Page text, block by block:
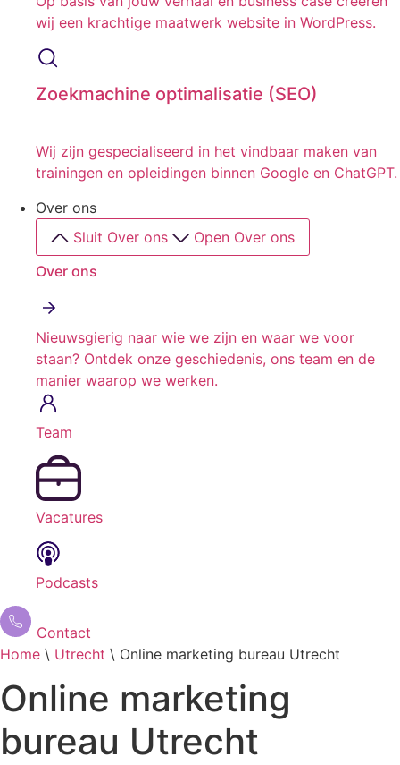
wij een krachtige maatwerk website in WordPress.
Zoekmachine optimalisatie (SEO)
Wij zijn gespecialiseerd in het vindbaar maken van
trainingen en opleidingen binnen Google en ChatGPT.
Over ons
Sluit Over ons
Open Over ons
Over ons
Nieuwsgierig naar wie we zijn en waar we voor
staan? Ontdek onze geschiedenis, ons team en de
manier waarop we werken.
Team
Vacatures
Podcasts
Contact
Home \ Utrecht \ Online marketing bureau Utrecht
Online marketing
bureau Utrecht